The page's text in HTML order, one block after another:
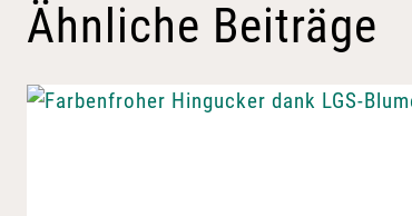
Ähnliche Beiträge